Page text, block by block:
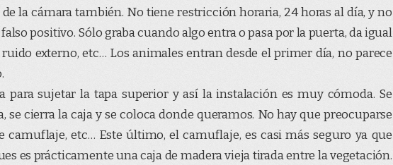
la cámara también. No tiene restricción horaria, 24 horas al día, y no
positivo. Sólo graba cuando algo entra o pasa por la puerta, da igual
externo, etc… Los animales entran desde el primer día, no parece
para sujetar la tapa superior y así la instalación es muy cómoda. Se
se cierra la caja y se coloca donde queramos. No hay que preocuparse
camuflaje, etc… Este último, el camuflaje, es casi más seguro ya que
es prácticamente una caja de madera vieja tirada entre la vegetación.